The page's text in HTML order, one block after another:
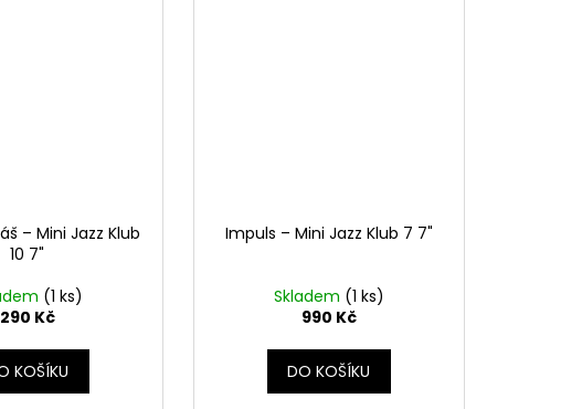
– Mini Jazz Klub
10 7"
(1 ks)
290 Kč
KOŠÍKU
Impuls – Mini Jazz Klub 7 7"
Skladem (1 ks)
990 Kč
DO KOŠÍKU